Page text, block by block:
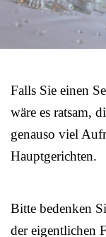
Falls Sie einen
wäre es ratsam,
genauso viel
Hauptgerichten.
Bitte bedenken
der eigentlichen